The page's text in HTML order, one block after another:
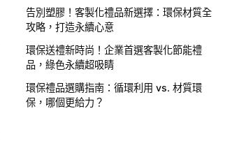
告別塑膠！客製化禮品新選擇：環保材質全
攻略，打造永續心意
環保送禮新時尚！企業首選客製化節能禮
品，綠色永續超吸睛
環保禮品選購指南：循環利用 vs. 材質環
保，哪個更給力？